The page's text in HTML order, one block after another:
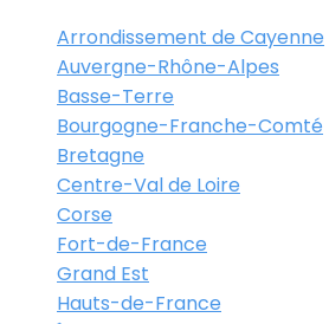
Arrondissement de Cayenne
Auvergne-Rhône-Alpes
Basse-Terre
Bourgogne-Franche-Comté
Bretagne
Centre-Val de Loire
Corse
Fort-de-France
Grand Est
Hauts-de-France